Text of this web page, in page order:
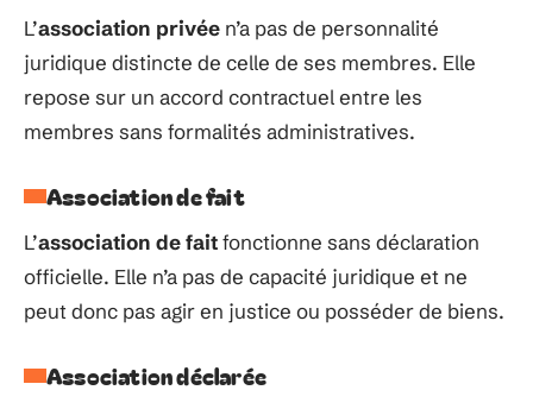
L’association privée n’a pas de personnalité
juridique distincte de celle de ses membres. Elle
repose sur un accord contractuel entre les
membres sans formalités administratives.
Association de fait
L’association de faitfonctionne sans déclaration
officielle. Elle n’a pas de capacité juridique et ne
peut donc pas agir en justice ou posséder de biens.
Association déclarée